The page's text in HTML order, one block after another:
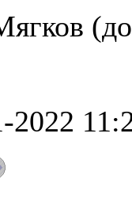
2022